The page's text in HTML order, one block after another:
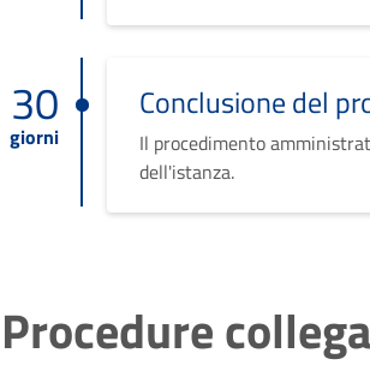
30
giorni
Conclusione del
Il procedimento
dell'istanza.
Procedure